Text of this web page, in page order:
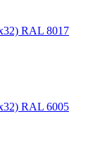
RAL 8017
RAL 6005